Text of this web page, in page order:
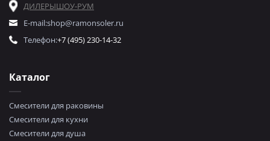
Каталог
Смесители для раковины
Смесители для кухни
Смесители для душа
ДИЛЕРЫШОУ-РУМ
E-mail:shop@ramonsoler.ru
Телефон:+7 (495) 230-14-32